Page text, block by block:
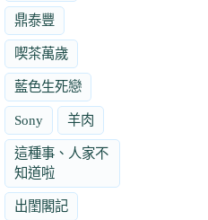
鼎泰豐
喫茶萬歲
藍色生死戀
Sony 羊肉
這種事、人家不
知道啦
出閨閣記